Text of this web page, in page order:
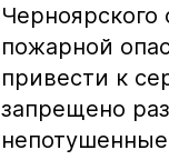
пожарной
привести к
запрещено